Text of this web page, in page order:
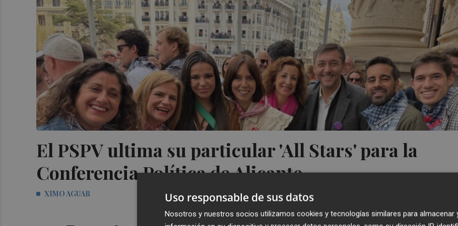
El PSPV ultima su particular 'All Stars' para la
Conferencia Política de Alicante
XIMO AGUAR Uso responsable de sus datos
Nosotros y nuestros socios utilizamos cookies y tecnologías similares para almacenar